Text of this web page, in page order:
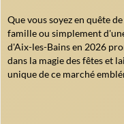
Que vous soyez en quête
famille ou simplement
d'Aix-les-Bains en 2026
dans la magie des fêtes et
unique de ce marché